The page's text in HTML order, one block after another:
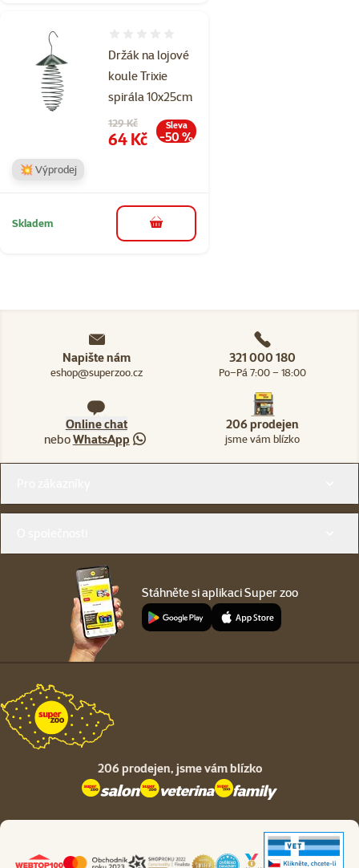
Držák na lojové
koule Trixie
spirála 10x25cm
Původní cena
129 Kč
Cena
64 Kč
Sleva
-50 %
💥 Výprodej
Skladem do košíku
Napište nám
eshop@superzoo.cz
321 000 180
Po–Pá 7:00 – 18:00
Online chat
neboWhatsApp
206 prodejen
jsme vám blízko
Stáhněte si aplikaci Super zoo
206 prodejen, jsme vám blízko